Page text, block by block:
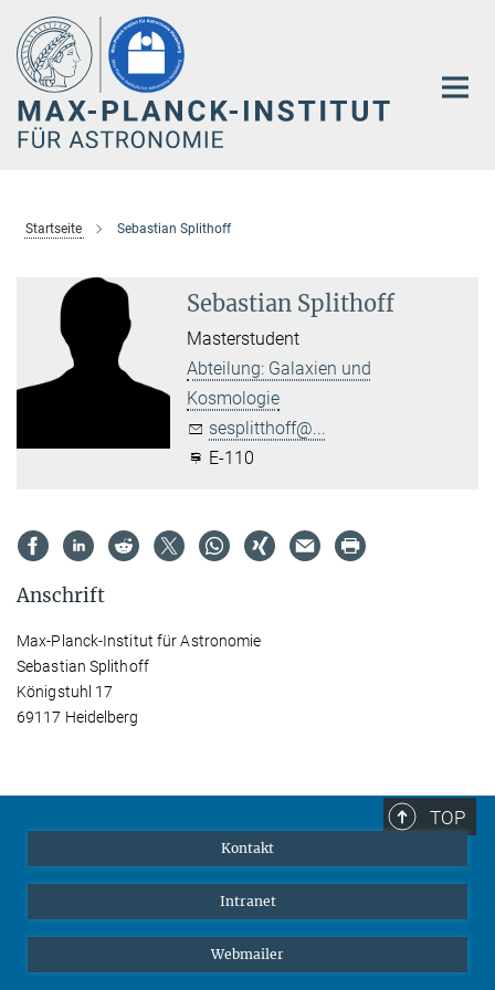
Hauptinhalt
Startseite Sebastian Splithoff
Sebastian Splithoff
Masterstudent
Abteilung: Galaxien und
Kosmologie
sesplitthoff@...
E-110
Anschrift
Max-Planck-Institut für Astronomie
Sebastian Splithoff
Königstuhl 17
69117 Heidelberg
TOP
Kontakt
Intranet
Webmailer